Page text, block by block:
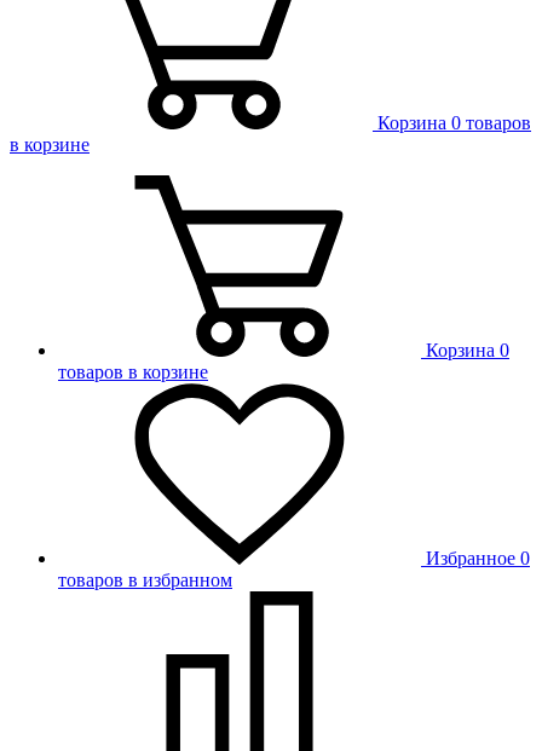
Корзина 0 товаров
в корзине
Корзина 0
товаров в корзине
Избранное 0
товаров в избранном